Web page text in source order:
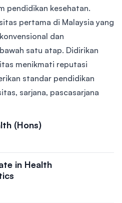
pendidikan kesehatan.
pertama di Malaysia yang
dan
satu atap. Didirikan
menikmati reputasi
standar pendidikan
sarjana, pascasarjana
(Hons)
in Health